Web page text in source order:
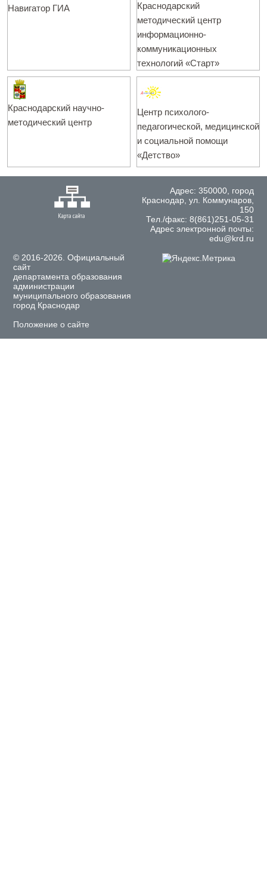
Навигатор ГИА
Краснодарский
методический центр
информационно-
коммуникационных
технологий «Старт»
Краснодарский научно-
методический центр
Центр психолого-
педагогической, медицинской
и социальной помощи
«Детство»
© 2016-2026. Официальный
сайт
департамента образования
администрации
муниципального образования
город Краснодар
Положение о сайте
Адрес: 350000, город
Краснодар, ул. Коммунаров,
150
Тел./факс: 8(861)251-05-31
Адрес электронной почты:
edu@krd.ru